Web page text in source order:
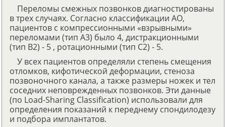
Переломы смежных позвонков диагностированы
в трех случаях. Согласно классификации АО,
пациентов с компрессионными «взрывными»
переломами (тип A3) было 4, дистракционными
(тип В2) - 5 , ротационными (тип С2) - 5.
У всех пациентов определяли степень смещения
отломков, кифотической деформации, стеноза
позвоночного канала, а также размеры ножек и тел
соседних неповрежденных позвонков. Эти данные
(по Load-Sharing Classification) использовали для
определения показаний к переднему спондилодезу
и подбора имплантатов.